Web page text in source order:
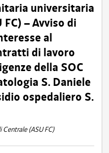
universitaria
– Avviso di
al
di lavoro
della SOC
S. Daniele
ospedaliero S.
(ASU FC)